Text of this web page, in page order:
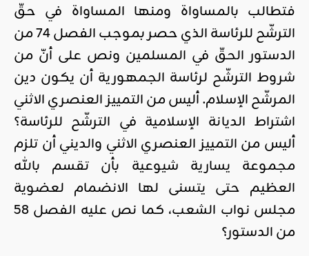
فتطالب بالمساواة ومنها المساواة في حقّ
الترشّح للرئاسة الذي حصر بموجب الفصل 74 من
الدستور الحقّ في المسلمين ونص على أنّ من
شروط الترشّح لرئاسة الجمهورية أن يكون دين
المرشّح الإسلام. أليس من التمييز العنصري الاثني
اشتراط الديانة الإسلامية في الترشّح للرئاسة؟
أليس من التمييز العنصري الاثني والديني أن تلزم
مجموعة يسارية شيوعية بأن تقسم بالله
العظيم حتى يتسنى لها الانضمام لعضوية
مجلس نواب الشعب، كما نص عليه الفصل 58
من الدستور؟